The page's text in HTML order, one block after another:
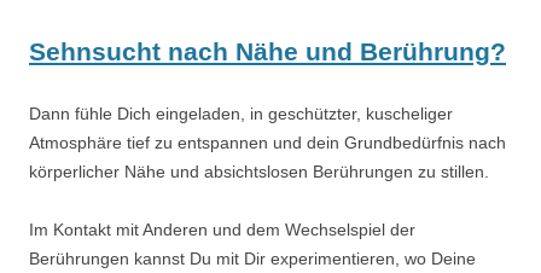
Sehnsucht nach Nähe und Berührung?
Dann fühle Dich eingeladen, in geschützter, kuscheliger
Atmosphäre tief zu entspannen und dein Grundbedürfnis nach
körperlicher Nähe und absichtslosen Berührungen zu stillen.
Im Kontakt mit Anderen und dem Wechselspiel der
Berührungen kannst Du mit Dir experimentieren, wo Deine